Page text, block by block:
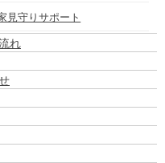
守りサポート
れ